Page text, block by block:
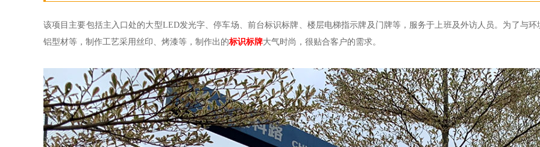
该项目主要包括主入口处的大型LED发光字、停车场、前台标识标牌、楼层电梯指示牌及门牌等，服务于上班及外访人员。为了与
铝型材等，制作工艺采用丝印、烤漆等，制作出的标识标牌大气时尚，很贴合客户的需求。